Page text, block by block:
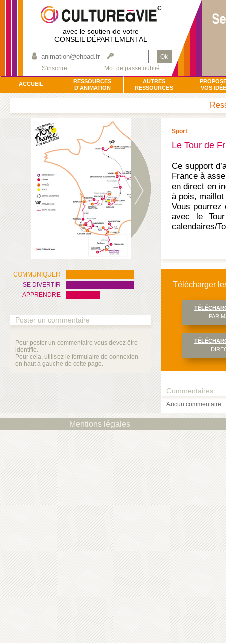
avec le soutien de votre
CONSEIL DÉPARTEMENTAL
Ok
S'inscrire
Mot de passe oublié
ACCUEIL
RESSOURCES
D'ANIMATION
AUTRES
RESSOURCES
VOS
COMMUNIQUER
SE DIVERTIR
APPRENDRE
Poster un commentaire
Pour poster un commentaire vous devez être
identifié.
Pour cela, utilisez le formulaire de connexion
en haut à gauche de cette page.
Sport
Le Tour de
Ce support
France à
en direct en
à pois,
Vous pourrez
avec le
calendaires/
Télécharger
PAR
Commentaires
Aucun commentaire
Mentions légales